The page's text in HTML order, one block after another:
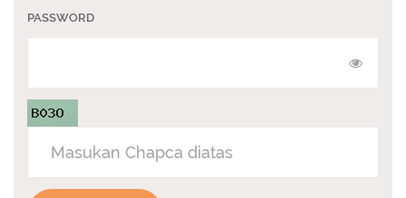
PASSWORD